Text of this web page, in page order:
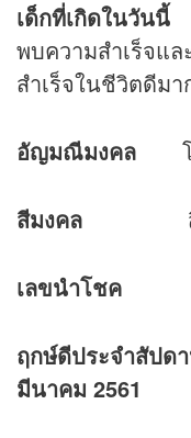
เด็กที่เกิดในวันนี้
พบความสำเร็จแ
สำเร็จใน
อัญมณีมงคล โก
สีมงคล สีเ
เลขนำโชค
ฤกษ์ดีประจำสัปด
มีนาคม 2561